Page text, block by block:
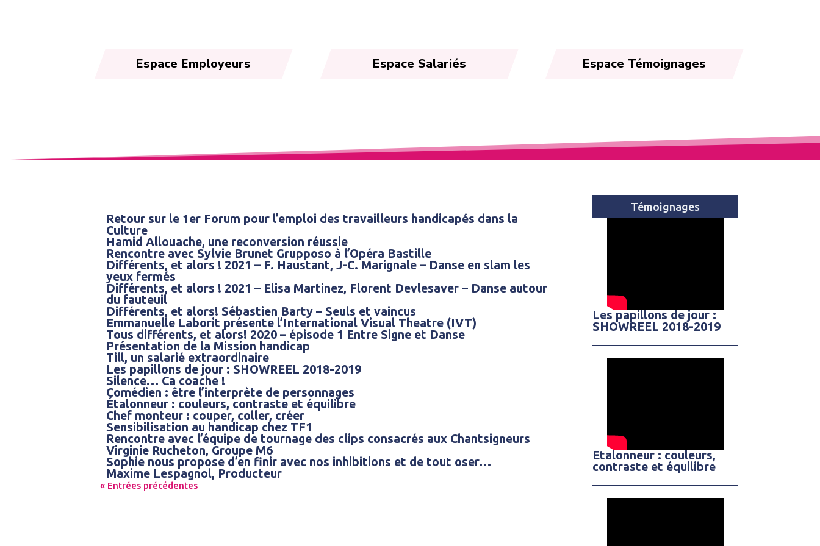
Espace Employeurs Espace Salariés Espace Témoignages
Retour sur le 1er Forum pour l’emploi des travailleurs handicapés dans la
Culture
Hamid Allouache, une reconversion réussie
Rencontre avec Sylvie Brunet Grupposo à l’Opéra Bastille
Différents, et alors ! 2021 – F. Haustant, J-C. Marignale – Danse en slam les
yeux fermés
Différents, et alors ! 2021 – Elisa Martinez, Florent Devlesaver – Danse autour
du fauteuil
Différents, et alors! Sébastien Barty – Seuls et vaincus
Emmanuelle Laborit présente l’International Visual Theatre (IVT)
Tous différents, et alors! 2020 – épisode 1 Entre Signe et Danse
Présentation de la Mission handicap
Till, un salarié extraordinaire
Les papillons de jour : SHOWREEL 2018-2019
Silence… Ca coache !
Comédien : être l’interprète de personnages
Étalonneur : couleurs, contraste et équilibre
Chef monteur : couper, coller, créer
Sensibilisation au handicap chez TF1
Rencontre avec l’équipe de tournage des clips consacrés aux Chantsigneurs
Virginie Rucheton, Groupe M6
Sophie nous propose d’en finir avec nos inhibitions et de tout oser…
Maxime Lespagnol, Producteur
« Entrées précédentes
Témoignages
Les papillons de jour :
SHOWREEL 2018-2019
Étalonneur : couleurs,
contraste et équilibre